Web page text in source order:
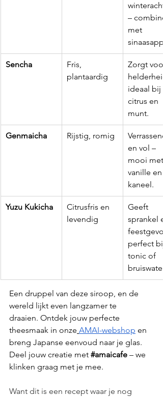
–
met
Sencha
Fris,
plantaardig
Zorgt voor
ideaal bij
citrus en
munt.
Genmaicha Rijstig, romig
en vol –
mooi met
vanille en
kaneel.
Yuzu Kukicha
Citrusfris en
levendig
Geeft
sprankel
perfect bij
tonic of
bruiswater.
Een druppel van deze siroop, en de
wereld lijkt even langzamer te
draaien. Ontdek jouw perfecte
theesmaak in onze AMAI-webshop en
breng Japanse eenvoud naar je glas.
Deel jouw creatie met #amaicafe – we
klinken graag met je mee.
Want dit is een recept waar je nog